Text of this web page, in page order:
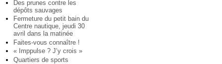
Des prunes contre les
dépôts sauvages
Fermeture du petit bain du
Centre nautique, jeudi 30
avril dans la matinée
Faites-vous connaître !
« Imppulse ? J’y crois »
Quartiers de sports